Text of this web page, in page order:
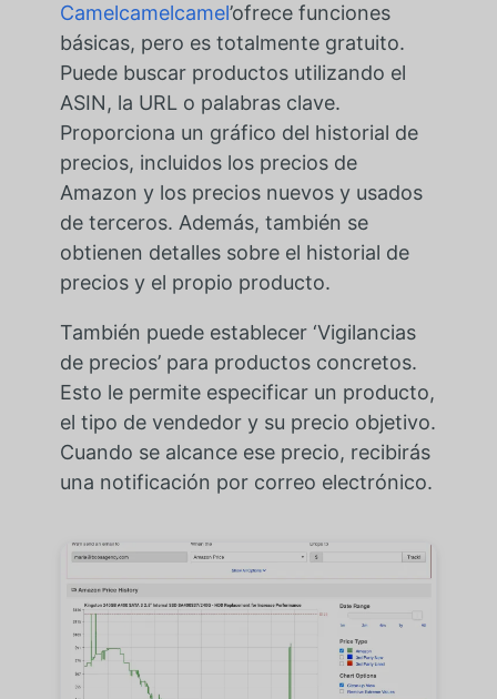
Camelcamelcamel’ofrece funciones
básicas, pero es totalmente gratuito.
Puede buscar productos utilizando el
ASIN, la URL o palabras clave.
Proporciona un gráfico del historial de
precios, incluidos los precios de
Amazon y los precios nuevos y usados
de terceros. Además, también se
obtienen detalles sobre el historial de
precios y el propio producto.
También puede establecer ‘Vigilancias
de precios’ para productos concretos.
Esto le permite especificar un producto,
el tipo de vendedor y su precio objetivo.
Cuando se alcance ese precio, recibirás
una notificación por correo electrónico.